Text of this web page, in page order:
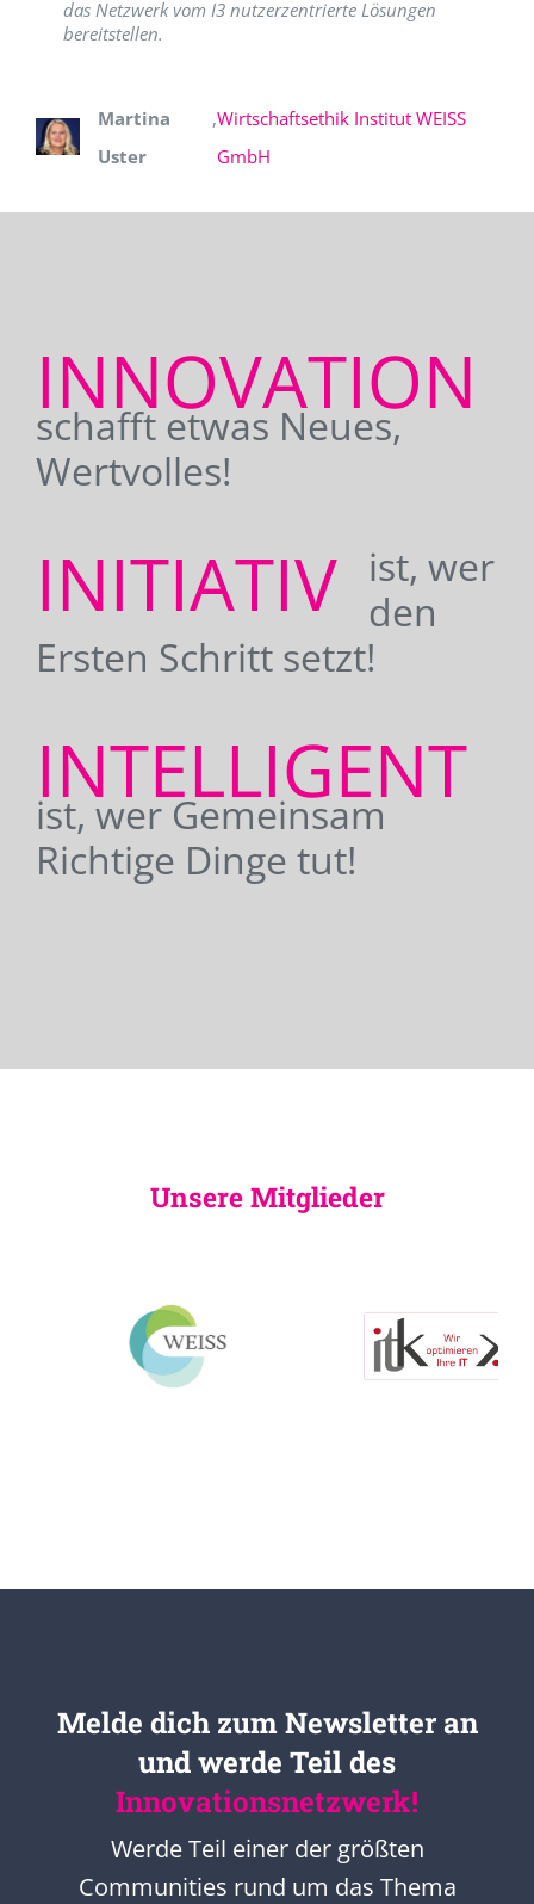
das Netzwerk vom I3 nutzerzentrierte Lösungen
bereitstellen.
Martina
Uster
,Wirtschaftsethik Institut WEISS
GmbH
INNOVATION
schafft etwas Neues,
Wertvolles!
INITIATIV
ist, wer
den
Ersten Schritt setzt!
INTELLIGENT
ist, wer Gemeinsam
Richtige Dinge tut!
Unsere Mitglieder
Melde dich zum Newsletter an
und werde Teil des
Innovationsnetzwerk!
Werde Teil einer der größten
Communities rund um das Thema